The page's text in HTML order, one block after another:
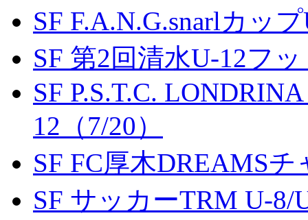
SF F.A.N.G.snarlカッ
SF 第2回清水U-12フ
SF P.S.T.C.
12（7/20）
SF FC厚木DREAMS
SF サッカーTRM U-8/